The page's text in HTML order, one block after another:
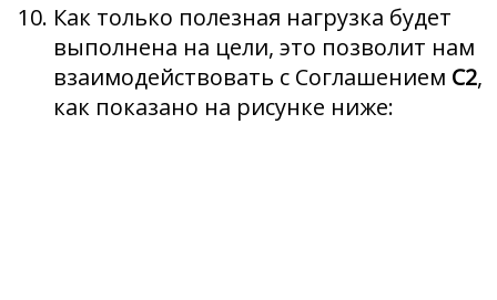
Как только полезная нагрузка будет
выполнена на цели, это позволит нам
взаимодействовать с Соглашением C2,
как показано на рисунке ниже: